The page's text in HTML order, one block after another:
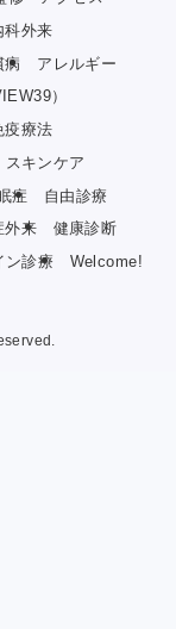
科外来
病
アレルギー
）
疫療法
スキンケア
症
自由診療
外来
健康診断
ン診療
Welcome!